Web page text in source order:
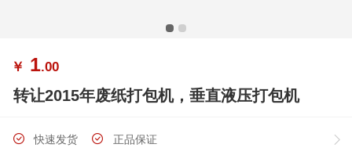
￥ 1.00
转让2015年废纸打包机，垂直液压打包机
快速发货 正品保证